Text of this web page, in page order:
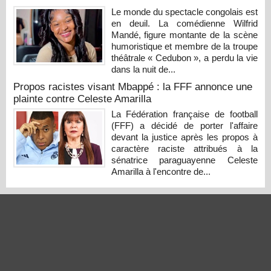
Le monde du spectacle congolais est
en deuil. La comédienne Wilfrid
Mandé, figure montante de la scène
humoristique et membre de la troupe
théâtrale « Cedubon », a perdu la vie
dans la nuit de...
Propos racistes visant Mbappé : la FFF annonce une
plainte contre Celeste Amarilla
La Fédération française de football
(FFF) a décidé de porter l'affaire
devant la justice après les propos à
caractère raciste attribués à la
sénatrice paraguayenne Celeste
Amarilla à l'encontre de...